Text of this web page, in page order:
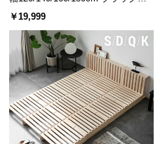
レーム ダイニング 大理石調 4人掛
￥19,999